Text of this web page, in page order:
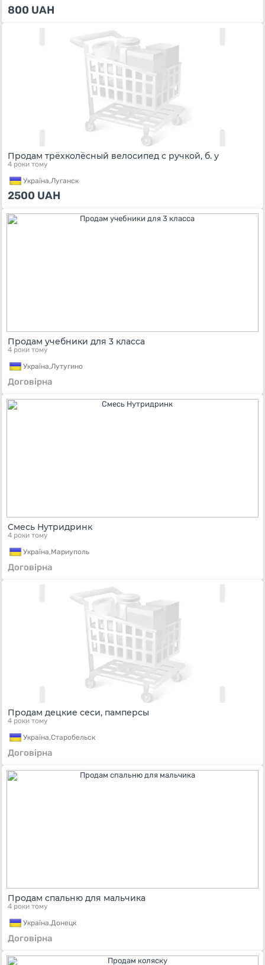
800 UAH
Продам трёхколёсный велосипед с ручкой, б. у
4 роки тому
Україна,Луганск
2500 UAH
Продам учебники для 3 класса
4 роки тому
Україна,Лутугино
Договірна
Смесь Нутридринк
4 роки тому
Україна,Мариуполь
Договірна
Продам децкие сеси, памперсы
4 роки тому
Україна,Старобельск
Договірна
Продам спальню для мальчика
4 роки тому
Україна,Донецк
Договірна